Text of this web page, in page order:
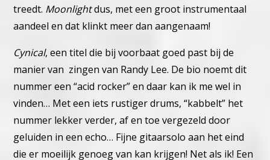
treedt. Moonlightdus, met een groot instrumentaal
aandeel en dat klinkt meer dan aangenaam!
Cynical, een titel die bij voorbaat goed past bij de
manier van zingen van Randy Lee. De bio noemt dit
nummer een “acid rocker”en daar kan ik me wel in
vinden… Met een iets rustiger drums, “kabbelt” het
nummer lekker verder,af en toe vergezeld door
geluiden in een echo… Fijne gitaarsoloaan het eind
die er moeilijk genoeg van kan krijgen! Net als ik! Een